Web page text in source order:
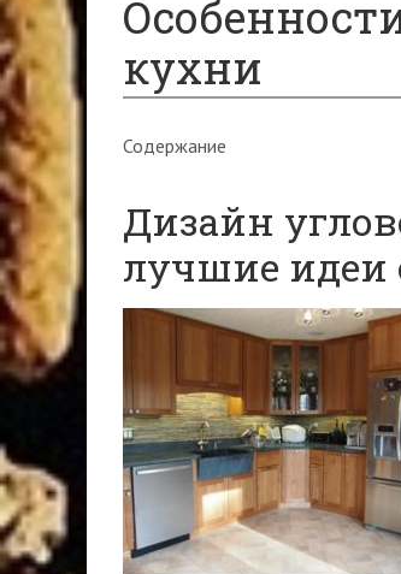
кухни
Содержание
Дизайн
лучшие